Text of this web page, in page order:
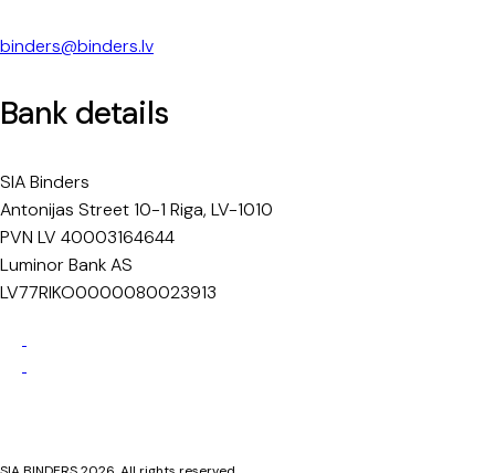
binders@binders.lv
Bank details
SIA Binders
Antonijas Street 10-1 Riga, LV-1010
PVN LV 40003164644
Luminor Bank AS
LV77RIKO0000080023913